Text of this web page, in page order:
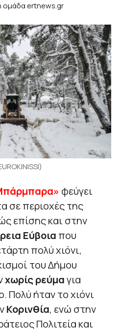
ομάδα ertnews.gr
φεύγει
σε περιοχές της
επίσης και στην
Εύβοια που
πολύ χιόνι,
του Δήμου
χωρίς ρεύμαγια
Πολύ ήταν το χιόνι
Κορινθία, ενώ στην
Πολιτεία και